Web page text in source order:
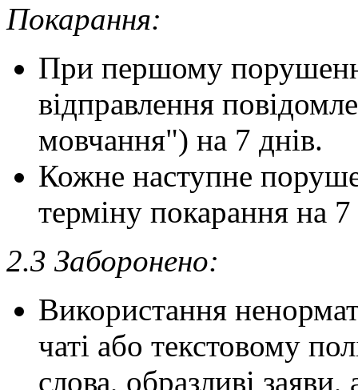
Покарання:
При першому
відправлення
мовчання") на 7 днів.
Кожне наступне
терміну покарання на 7
2.3 Заборонено:
Використання
чаті або текстовому
слова, образливі